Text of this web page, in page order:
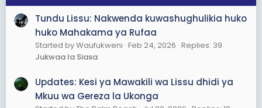
Tundu Lissu: Nakwenda kuwashughulikia huko
huko Mahakama ya Rufaa
Started by Waufukweni Feb 24, 2026 Replies: 39
Jukwaa la Siasa
Updates: Kesi ya Mawakili wa Lissu dhidi ya
Mkuu wa Gereza la Ukonga